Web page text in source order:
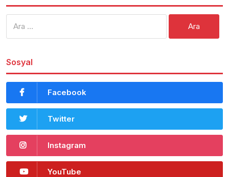
Sosyal
Facebook
Twitter
Instagram
YouTube